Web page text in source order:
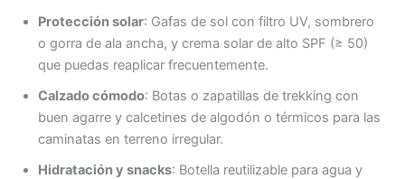
Protección solar: Gafas de sol con filtro UV, sombrero
o gorra de ala ancha, y crema solar de alto SPF (≥ 50)
que puedas reaplicar frecuentemente.
Calzado cómodo: Botas o zapatillas de trekking con
buen agarre y calcetines de algodón o térmicos para las
caminatas en terreno irregular.
Hidratación y snacks: Botella reutilizable para agua y